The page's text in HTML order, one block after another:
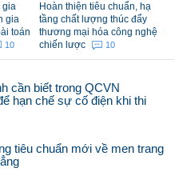
gia
gia
toán
10
Hoàn thiện tiêu chuẩn, hạ
tầng chất lượng thúc đẩy
thương mại hóa công nghệ
chiến lược
10
cần biết trong QCVN
hạn chế sự cố điện khi thi
tiêu chuẩn mới về men trang